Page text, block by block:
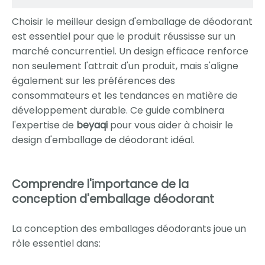
Choisir le meilleur design d'emballage de déodorant
est essentiel pour que le produit réussisse sur un
marché concurrentiel. Un design efficace renforce
non seulement l'attrait d'un produit, mais s'aligne
également sur les préférences des
consommateurs et les tendances en matière de
développement durable. Ce guide combinera
l'expertise de beyaqi pour vous aider à choisir le
design d'emballage de déodorant idéal.
Comprendre l'importance de la
conception d'emballage déodorant
La conception des emballages déodorants joue un
rôle essentiel dans: